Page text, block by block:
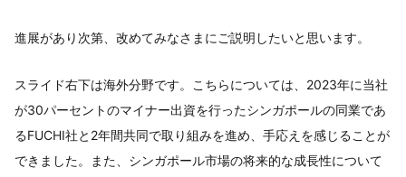
進展があり次第、改めてみなさまにご説明したいと思います。
スライド右下は海外分野です。こちらについては、2023年に当社
が30パーセントのマイナー出資を行ったシンガポールの同業であ
るFUCHI社と2年間共同で取り組みを進め、手応えを感じることが
できました。また、シンガポール市場の将来的な成長性について